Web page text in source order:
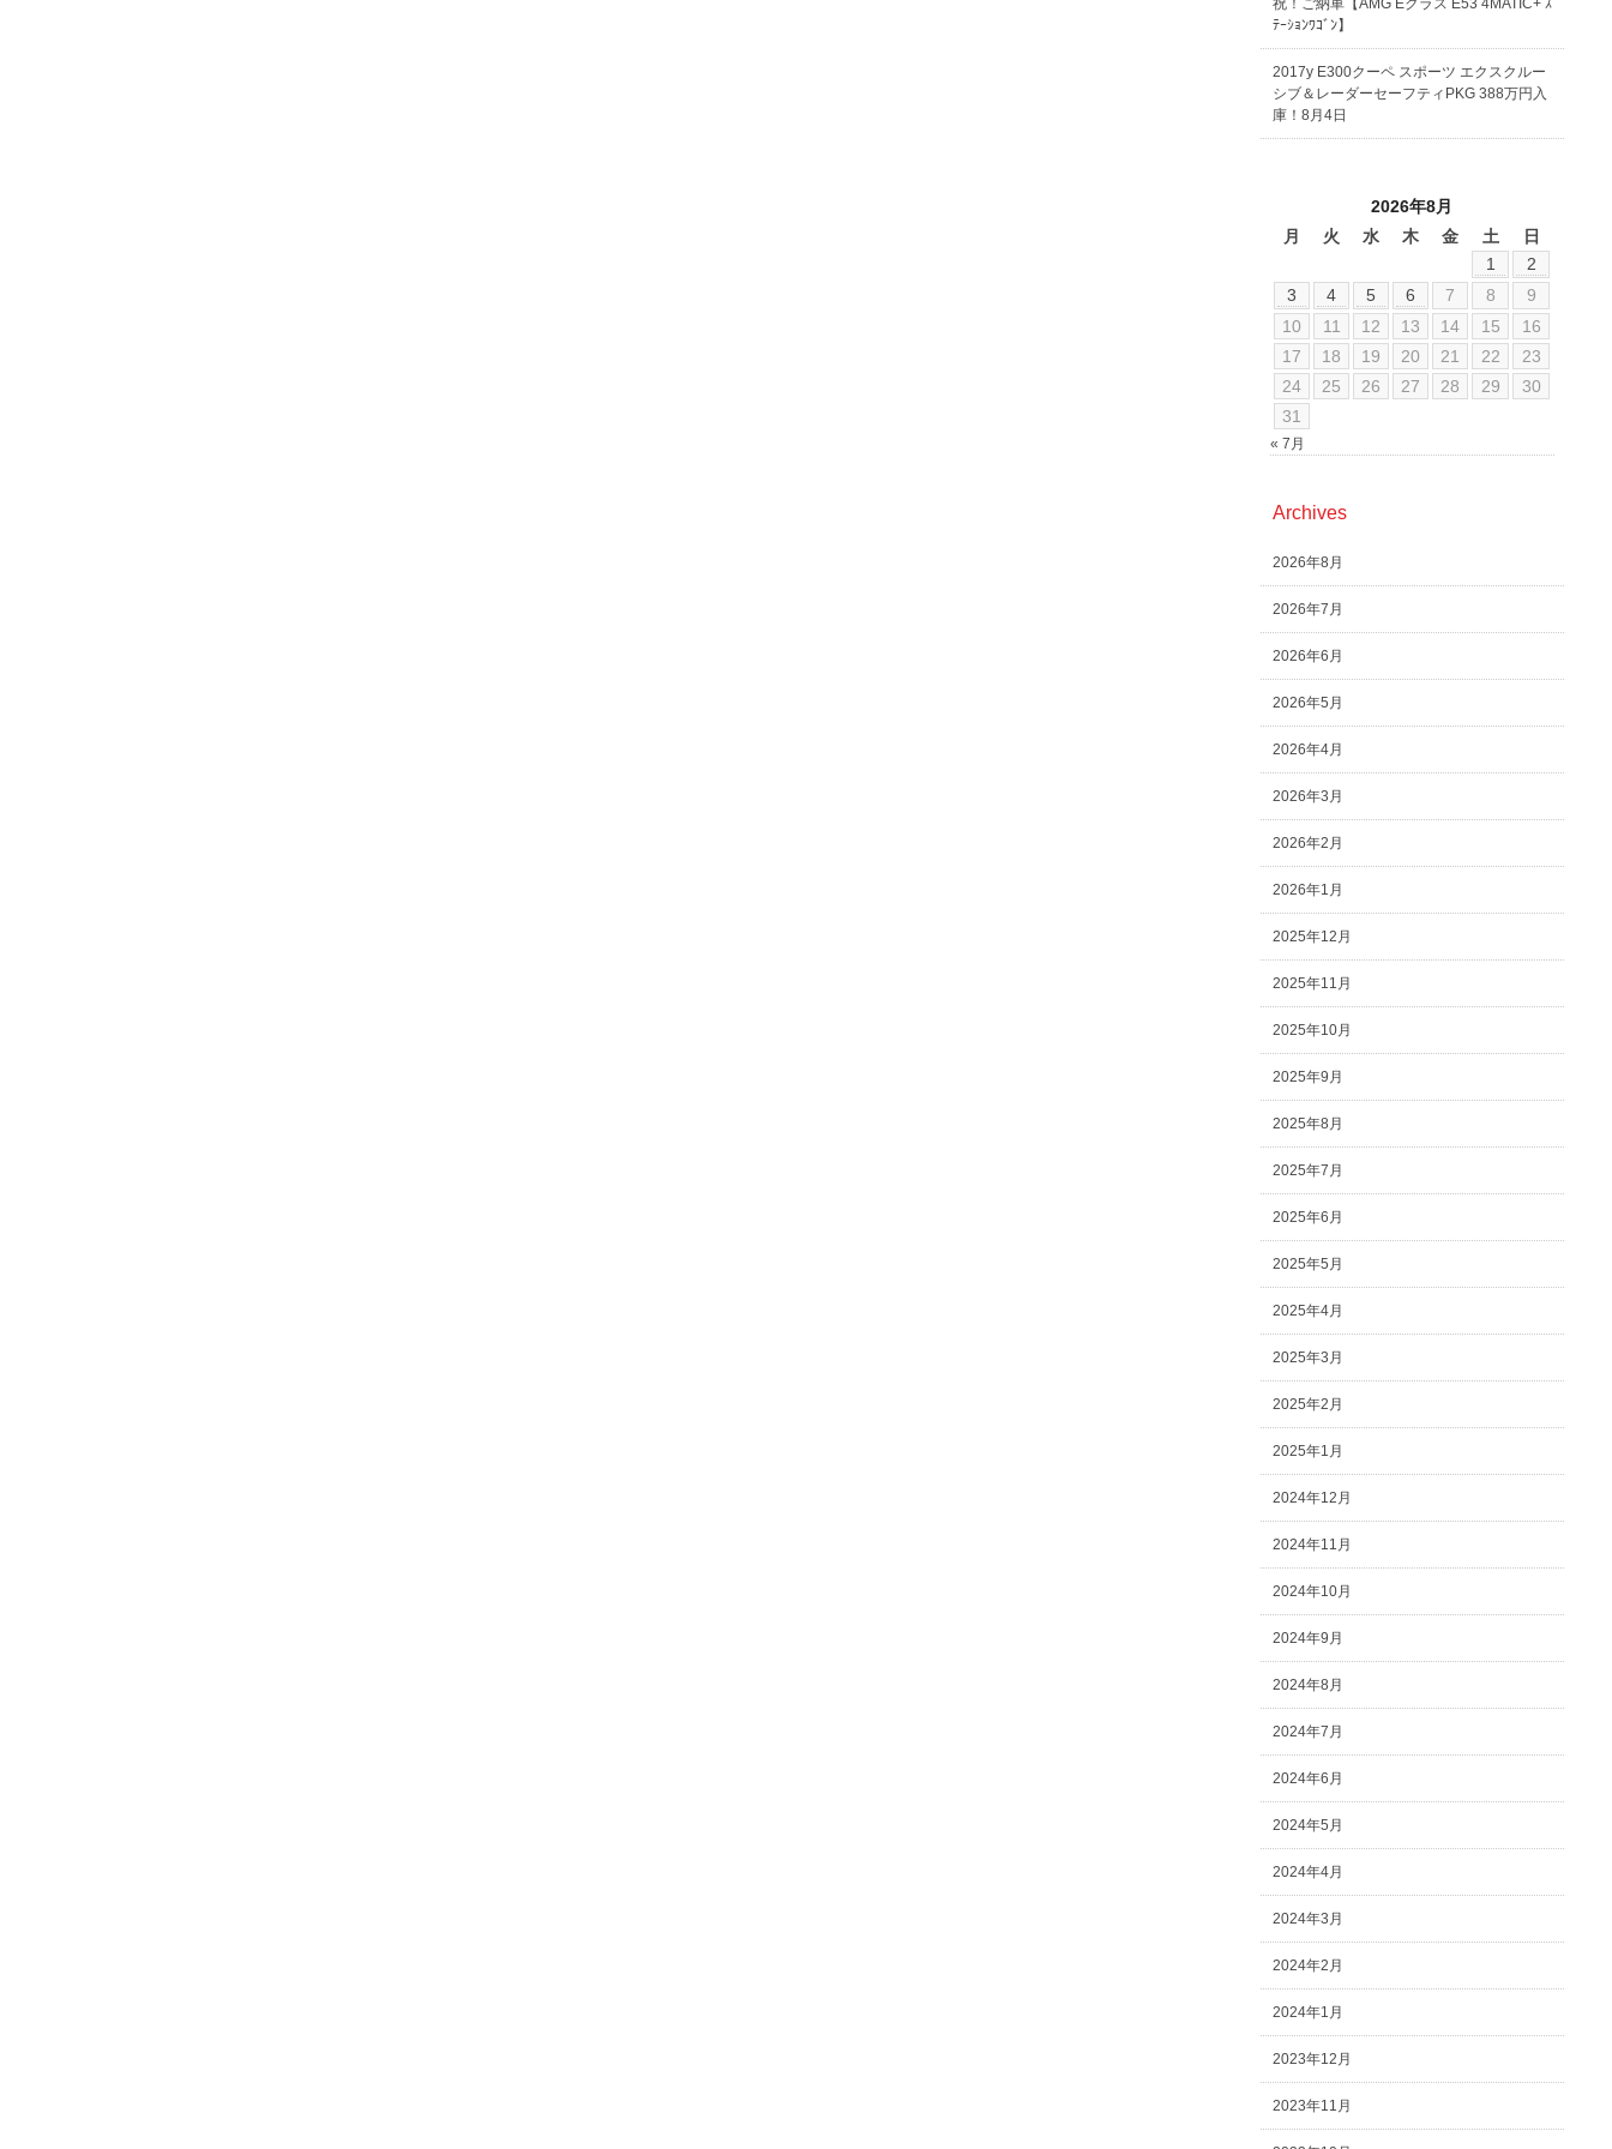
祝！ご納車【AMG Eクラス E53 4MATIC+ ｽ
ﾃｰｼｮﾝﾜｺﾞﾝ】
2017y E300クーペ スポーツ エクスクルー
シブ＆レーダーセーフティPKG 388万円入
庫！8月4日
2026年8月
月
火 水 木 金 土
日
1
2
3
4 5 6 7 8
9
10
11 12 13 14 15
16
17
18 19 20 21 22
23
24
25 26 27 28 29
30
31
« 7月
Archives
2026年8月
2026年7月
2026年6月
2026年5月
2026年4月
2026年3月
2026年2月
2026年1月
2025年12月
2025年11月
2025年10月
2025年9月
2025年8月
2025年7月
2025年6月
2025年5月
2025年4月
2025年3月
2025年2月
2025年1月
2024年12月
2024年11月
2024年10月
2024年9月
2024年8月
2024年7月
2024年6月
2024年5月
2024年4月
2024年3月
2024年2月
2024年1月
2023年12月
2023年11月